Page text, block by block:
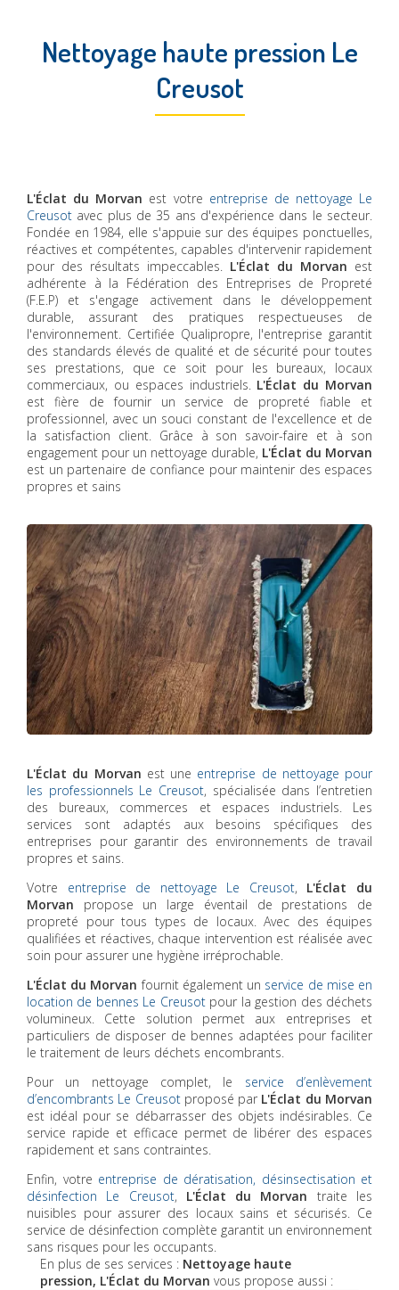
Nettoyage haute pression Le
Creusot
L'Éclat du Morvan est votre entreprise de nettoyage Le
Creusot avec plus de 35 ans d'expérience dans le secteur.
Fondée en 1984, elle s'appuie sur des équipes ponctuelles,
réactives et compétentes, capables d'intervenir rapidement
pour des résultats impeccables. L'Éclat du Morvan est
adhérente à la Fédération des Entreprises de Propreté
(F.E.P) et s'engage activement dans le développement
durable, assurant des pratiques respectueuses de
l'environnement. Certifiée Qualipropre, l'entreprise garantit
des standards élevés de qualité et de sécurité pour toutes
ses prestations, que ce soit pour les bureaux, locaux
commerciaux, ou espaces industriels. L'Éclat du Morvan
est fière de fournir un service de propreté fiable et
professionnel, avec un souci constant de l'excellence et de
la satisfaction client. Grâce à son savoir-faire et à son
engagement pour un nettoyage durable, L'Éclat du Morvan
est un partenaire de confiance pour maintenir des espaces
propres et sains
L'Éclat du Morvan est une entreprise de nettoyage pour
les professionnels Le Creusot, spécialisée dans l’entretien
des bureaux, commerces et espaces industriels. Les
services sont adaptés aux besoins spécifiques des
entreprises pour garantir des environnements de travail
propres et sains.
Votre entreprise de nettoyage Le Creusot, L'Éclat du
Morvan propose un large éventail de prestations de
propreté pour tous types de locaux. Avec des équipes
qualifiées et réactives, chaque intervention est réalisée avec
soin pour assurer une hygiène irréprochable.
L'Éclat du Morvan fournit également un service de mise en
location de bennes Le Creusotpour la gestion des déchets
volumineux. Cette solution permet aux entreprises et
particuliers de disposer de bennes adaptées pour faciliter
le traitement de leurs déchets encombrants.
Pour un nettoyage complet, le service d’enlèvement
d’encombrants Le Creusotproposé par L'Éclat du Morvan
est idéal pour se débarrasser des objets indésirables. Ce
service rapide et efficace permet de libérer des espaces
rapidement et sans contraintes.
Enfin, votre entreprise de dératisation, désinsectisation et
désinfection Le Creusot, L'Éclat du Morvan traite les
nuisibles pour assurer des locaux sains et sécurisés. Ce
service de désinfection complète garantit un environnement
sans risques pour les occupants.
En plus de ses services : Nettoyage haute
pression, L'Éclat du Morvan vous propose aussi :